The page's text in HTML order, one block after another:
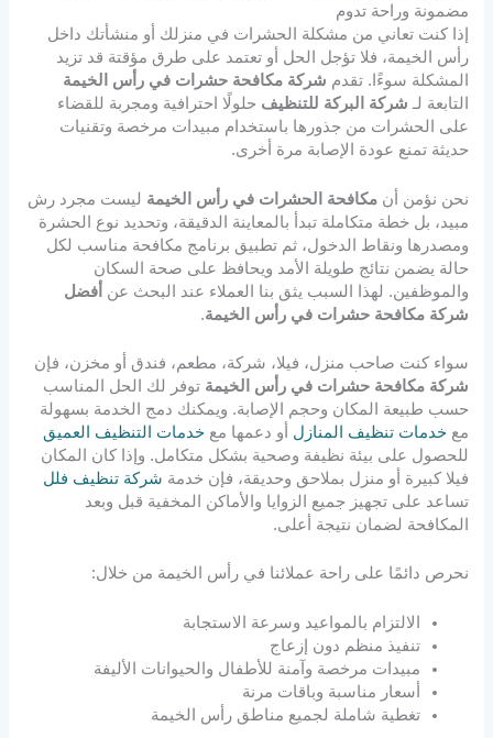
مضمونة وراحة تدوم
إذا كنت تعاني من مشكلة الحشرات في منزلك أو منشأتك داخل
رأس الخيمة، فلا تؤجل الحل أو تعتمد على طرق مؤقتة قد تزيد
المشكلة سوءًا. تقدم شركة مكافحة حشرات في رأس الخيمة
التابعة لـ شركة البركة للتنظيف حلولًا احترافية ومجربة للقضاء
على الحشرات من جذورها باستخدام مبيدات مرخصة وتقنيات
حديثة تمنع عودة الإصابة مرة أخرى.
نحن نؤمن أنمكافحة الحشرات في رأس الخيمة ليست مجرد رش
مبيد، بل خطة متكاملة تبدأ بالمعاينة الدقيقة، وتحديد نوع الحشرة
ومصدرها ونقاط الدخول، ثم تطبيق برنامج مكافحة مناسب لكل
حالة يضمن نتائج طويلة الأمد ويحافظ على صحة السكان
والموظفين. لهذا السبب يثق بنا العملاء عند البحث عن أفضل
شركة مكافحة حشرات في رأس الخيمة.
سواء كنت صاحب منزل، فيلا، شركة، مطعم، فندق أو مخزن، فإن
شركة مكافحة حشرات في رأس الخيمة توفر لك الحل المناسب
حسب طبيعة المكان وحجم الإصابة. ويمكنك دمج الخدمة بسهولة
معخدمات تنظيف المنازل أو دعمها معخدمات التنظيف العميق
للحصول على بيئة نظيفة وصحية بشكل متكامل. وإذا كان المكان
فيلا كبيرة أو منزل بملاحق وحديقة، فإن خدمة شركة تنظيف فلل
تساعد على تجهيز جميع الزوايا والأماكن المخفية قبل وبعد
المكافحة لضمان نتيجة أعلى.
نحرص دائمًا على راحة عملائنا في رأس الخيمة من خلال:
الالتزام بالمواعيد وسرعة الاستجابة
تنفيذ منظم دون إزعاج
مبيدات مرخصة وآمنة للأطفال والحيوانات الأليفة
أسعار مناسبة وباقات مرنة
تغطية شاملة لجميع مناطق رأس الخيمة